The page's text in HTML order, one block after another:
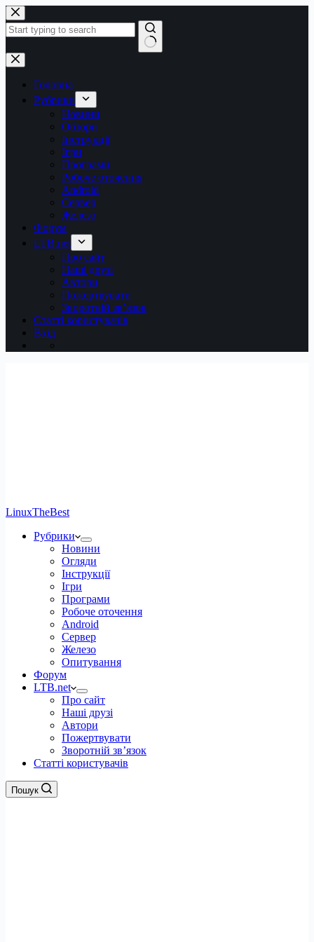
Перейти
до
вмісту
Немає
результатів
Головна
Рубрики
Новини
Обзори
Інструкції
Ігри
Програми
Робоче оточення
Android
Сервер
Железо
Форум
LTB.net
Про сайт
Наші друзі
Автори
Пожертвувати
Зворотній зв’язок
Статті користувачів
Вхід
LinuxTheBest
Рубрики
Новини
Огляди
Інструкції
Ігри
Програми
Робоче оточення
Android
Сервер
Железо
Опитування
Форум
LTB.net
Про сайт
Наші друзі
Автори
Пожертвувати
Зворотній зв’язок
Статті користувачів
Пошук